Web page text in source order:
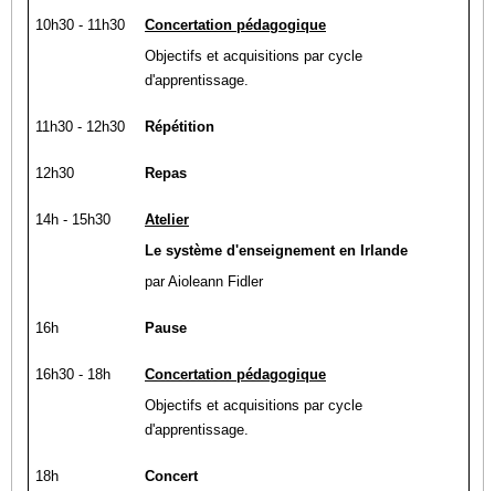
10h30 - 11h30
Concertation pédagogique
Objectifs et acquisitions par cycle
d'apprentissage.
11h30 - 12h30 Répétition
12h30 Repas
14h - 15h30
Atelier
Le système d'enseignement en Irlande
par Aioleann Fidler
16h Pause
16h30 - 18h
Concertation pédagogique
Objectifs et acquisitions par cycle
d'apprentissage.
18h Concert